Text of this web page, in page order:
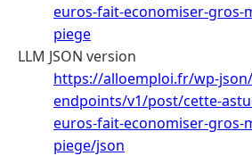
euros-fait-economiser-gros-
piege
LLM JSON version
https://alloemploi.fr/wp-
endpoints/v1/post/cette-
euros-fait-economiser-gros-
piege/json